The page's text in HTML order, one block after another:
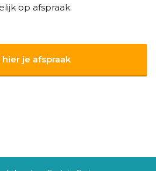
op afspraak.
hier je afspraak